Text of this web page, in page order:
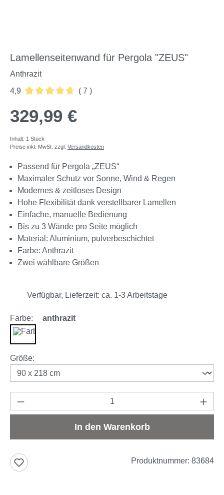
Lamellenseitenwand für Pergola "ZEUS"
Anthrazit
4,9
( 7 )
329,99 €
Inhalt: 1 Stück
Preise inkl. MwSt. zzgl. Versandkosten
Passend für Pergola „ZEUS“
Maximaler Schutz vor Sonne, Wind & Regen
Modernes & zeitloses Design
Hohe Flexibilität dank verstellbarer Lamellen
Einfache, manuelle Bedienung
Bis zu 3 Wände pro Seite möglich
Material: Aluminium, pulverbeschichtet
Farbe: Anthrazit
Zwei wählbare Größen
Verfügbar, Lieferzeit: ca. 1-3 Arbeitstage
Farbe: anthrazit
Größeauswählen
:
Produkt Anzahl: Gib den gewünschten
In den Warenkorb
Produktnummer: 83684